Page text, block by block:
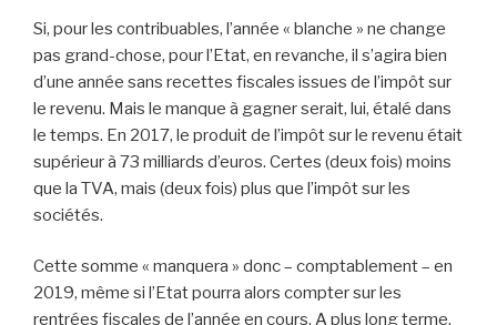
Si, pour les contribuables, l’année « blanche » ne change
pas grand-chose, pour l’Etat, en revanche, il s’agira bien
d’une année sans recettes fiscales issues de l’impôt sur
le revenu. Mais le manque à gagner serait, lui, étalé dans
le temps. En 2017, le produit de l’impôt sur le revenu était
supérieur à 73 milliards d’euros. Certes (deux fois) moins
que la TVA, mais (deux fois) plus que l’impôt sur les
sociétés.
Cette somme « manquera » donc – comptablement – en
2019, même si l’Etat pourra alors compter sur les
rentrées fiscales de l’année en cours. A plus long terme,